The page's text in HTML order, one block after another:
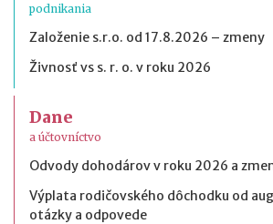
podnikania
Založenie s.r.o. od 17.8.2026 – zmeny
Živnosť vs s. r. o. v roku 2026
Dane
a účtovníctvo
Odvody dohodárov v roku 2026 a
Výplata rodičovského dôchodku od
otázky a odpovede